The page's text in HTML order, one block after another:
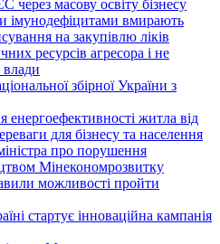
через масову освіту бізнесу
імунодефіцитами вмирають
на закупівлю ліків
ресурсів агресора і не
влади
збірної України з
енергоефективності житла від
для бізнесу та населення
про порушення
Мінекономрозвитку
можливості пройти
стартує інноваційна кампанія